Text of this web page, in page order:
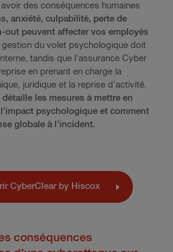
avoir des conséquences humaines
anxiété, culpabilité, perte de
out peuvent affecter vos employés
gestion du volet psychologique doit
tandis que l’assurance Cyber
en prenant en charge la
juridique et la reprise d’activité.
les mesures à mettre en
psychologique et comment
globale à l’incident.
CyberClear by Hiscox
conséquences